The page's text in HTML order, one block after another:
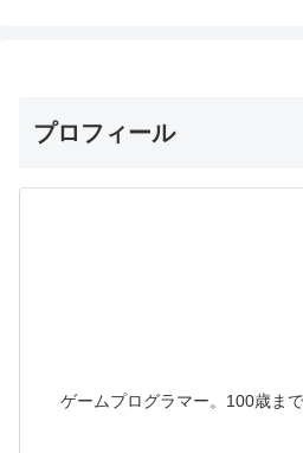
プロフィール
ゲームプログラマー。100歳ま